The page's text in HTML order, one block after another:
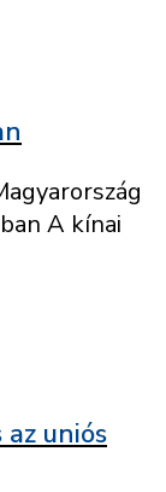
A kínai
uniós